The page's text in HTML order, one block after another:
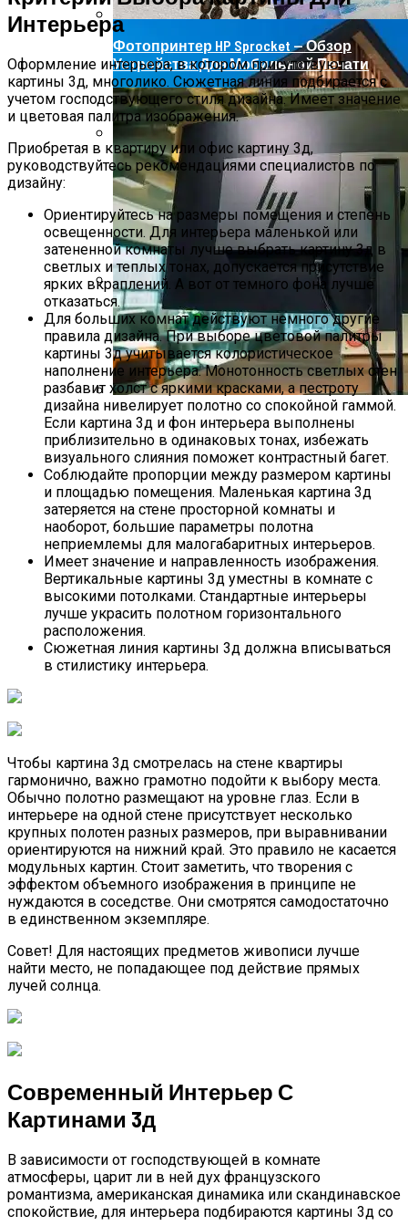
Роллетные Ворота
Барнхаусы: Строительство Под Ключ –
Комфорт И Экологичность
Фотопринтер HP Sprocket — Обзор
Устройства Для Мобильной Печати
HP Z38c — Обзор 38-Дюймового
Изогнутого И Ультраширокого
Монитора
Интерьера
Оформление интерьера, в котором присутствуют
картины 3д, многолико. Сюжетная линия подбирается с
учетом господствующего стиля дизайна. Имеет значение
и цветовая палитра изображения.
Приобретая в квартиру или офис картину 3д,
руководствуйтесь рекомендациями специалистов по
дизайну:
Ориентируйтесь на размеры помещения и степень
освещенности. Для интерьера маленькой или
затененной комнаты лучше выбрать картину 3д в
светлых и теплых тонах, допускается присутствие
ярких вкраплений. А вот от темного фона лучше
отказаться.
Для больших комнат действуют немного другие
правила дизайна. При выборе цветовой палитры
картины 3д учитывается колористическое
наполнение интерьера. Монотонность светлых стен
разбавит холст с яркими красками, а пестроту
дизайна нивелирует полотно со спокойной гаммой.
Если картина 3д и фон интерьера выполнены
приблизительно в одинаковых тонах, избежать
визуального слияния поможет контрастный багет.
Соблюдайте пропорции между размером картины
и площадью помещения. Маленькая картина 3д
затеряется на стене просторной комнаты и
наоборот, большие параметры полотна
неприемлемы для малогабаритных интерьеров.
Имеет значение и направленность изображения.
Вертикальные картины 3д уместны в комнате с
высокими потолками. Стандартные интерьеры
лучше украсить полотном горизонтального
расположения.
Сюжетная линия картины 3д должна вписываться
в стилистику интерьера.
Чтобы картина 3д смотрелась на стене квартиры
гармонично, важно грамотно подойти к выбору места.
Обычно полотно размещают на уровне глаз. Если в
интерьере на одной стене присутствует несколько
крупных полотен разных размеров, при выравнивании
ориентируются на нижний край. Это правило не касается
модульных картин. Стоит заметить, что творения с
эффектом объемного изображения в принципе не
нуждаются в соседстве. Они смотрятся самодостаточно
в единственном экземпляре.
Совет! Для настоящих предметов живописи лучше
найти место, не попадающее под действие прямых
лучей солнца.
Современный Интерьер С
Картинами 3д
В зависимости от господствующей в комнате
атмосферы, царит ли в ней дух французского
романтизма, американская динамика или скандинавское
спокойствие, для интерьера подбираются картины 3д со